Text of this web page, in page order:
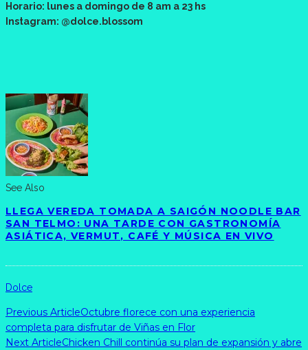
Horario: lunes a domingo de 8 am a 23 hs
Instagram: @dolce.blossom
See Also
LLEGA VEREDA TOMADA A SAIGÓN NOODLE BAR
SAN TELMO: UNA TARDE CON GASTRONOMÍA
ASIÁTICA, VERMUT, CAFÉ Y MÚSICA EN VIVO
Dolce
Previous ArticleOctubre florece con una experiencia
completa para disfrutar de Viñas en Flor
Next ArticleChicken Chill continúa su plan de expansión y abre